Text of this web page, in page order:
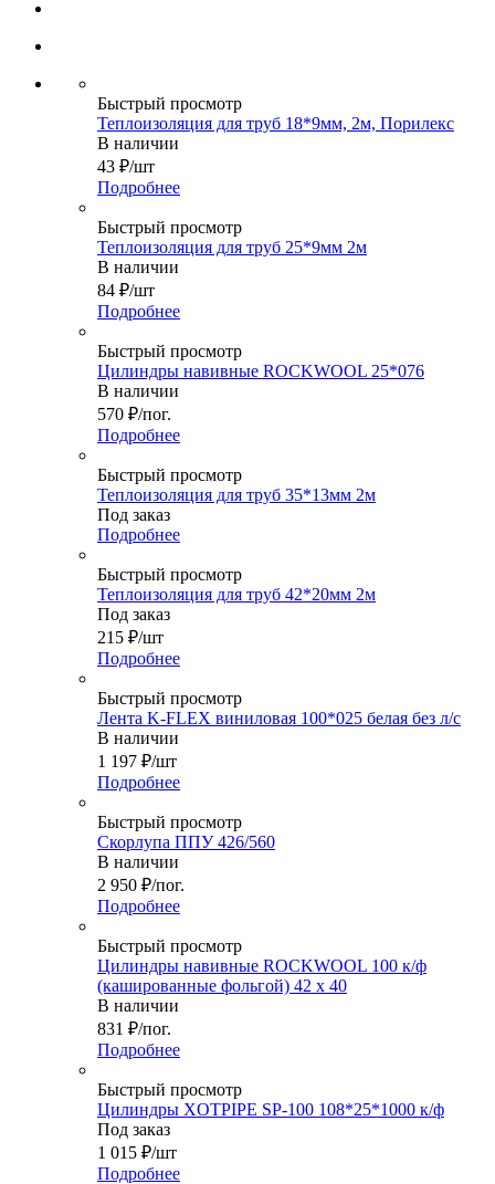
Быстрый просмотр
Теплоизoляция для труб 18*9мм, 2м, Порилекс
В наличии
43 ₽/шт
Подробнее
Быстрый просмотр
Теплоизoляция для труб 25*9мм 2м
В наличии
84 ₽/шт
Подробнее
Быстрый просмотр
Цилиндры навивные ROCKWOOL 25*076
В наличии
570 ₽/пог.
Подробнее
Быстрый просмотр
Теплоизoляция для труб 35*13мм 2м
Под заказ
Подробнее
Быстрый просмотр
Теплоизoляция для труб 42*20мм 2м
Под заказ
215 ₽/шт
Подробнее
Быстрый просмотр
Лента K-FLEX виниловая 100*025 белая без л/с
В наличии
1 197 ₽/шт
Подробнее
Быстрый просмотр
Скорлупа ППУ 426/560
В наличии
2 950 ₽/пог.
Подробнее
Быстрый просмотр
Цилиндры навивные ROCKWOOL 100 к/ф
(кашированные фольгой) 42 х 40
В наличии
831 ₽/пог.
Подробнее
Быстрый просмотр
Цилиндры XOTPIPE SP-100 108*25*1000 к/ф
Под заказ
1 015 ₽/шт
Подробнее